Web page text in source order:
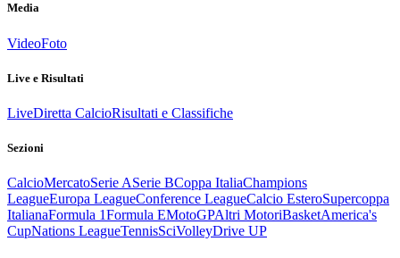
Media
VideoFoto
Live e Risultati
LiveDiretta CalcioRisultati e Classifiche
Sezioni
CalcioMercatoSerie ASerie BCoppa ItaliaChampions
LeagueEuropa LeagueConference LeagueCalcio EsteroSupercoppa
ItalianaFormula 1Formula EMotoGPAltri MotoriBasketAmerica's
CupNations LeagueTennisSciVolleyDrive UP